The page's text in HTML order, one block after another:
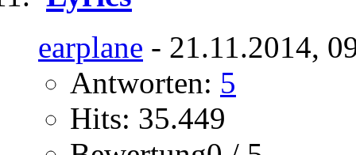
earplane - 21.11.2014,
Antworten: 5
Hits: 35.449